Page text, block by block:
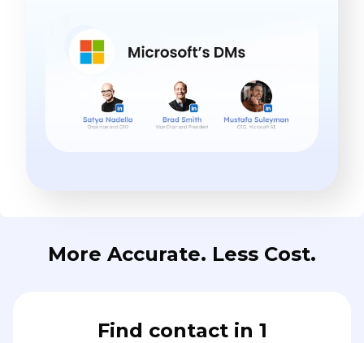
More Accurate. Less Cost.
Find contact in 1